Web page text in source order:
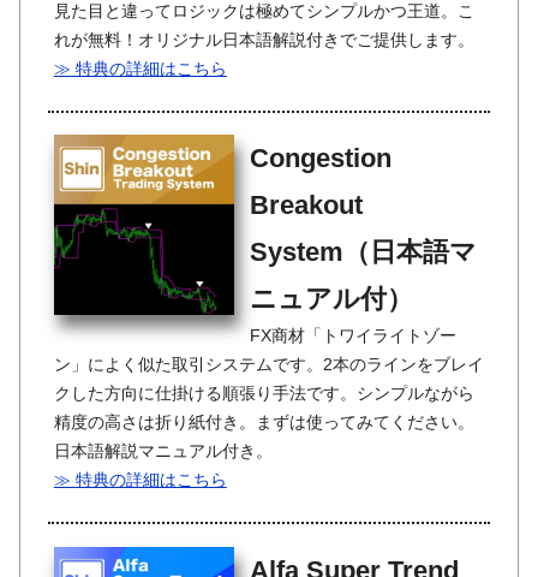
見た目と違ってロジックは極めてシンプルかつ王道。こ
れが無料！オリジナル日本語解説付きでご提供します。
≫ 特典の詳細はこちら
Congestion
Breakout
System（日本語マ
ニュアル付）
FX商材「トワイライトゾー
ン」によく似た取引システムです。2本のラインをブレイ
クした方向に仕掛ける順張り手法です。シンプルながら
精度の高さは折り紙付き。まずは使ってみてください。
日本語解説マニュアル付き。
≫ 特典の詳細はこちら
Alfa Super Trend